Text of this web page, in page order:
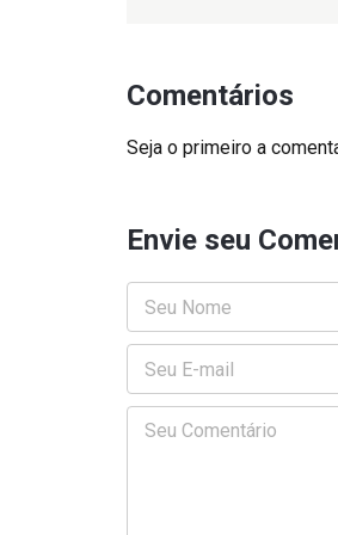
Comentários
Seja o primeiro a
Envie seu